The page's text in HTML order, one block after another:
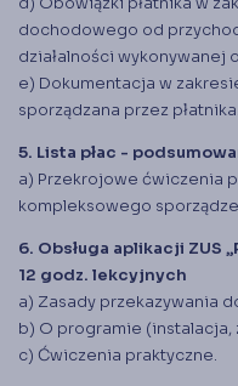
dochodowego od
działalności wykonywanej
e) Dokumentacja w
sporządzana przez płatnika.
5. Lista płac -
a) Przekrojowe ćwiczenia
kompleksowego
6. Obsługa aplikacji ZUS
12 godz. lekcyjnych
a) Zasady przekazywania
b) O programie (instalacja,
c) Ćwiczenia praktyczne.